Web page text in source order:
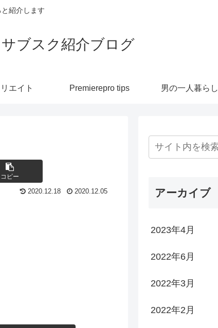
紹介します
ブスク紹介ブログ
エイト Premierepro tips 男の一人暮らし
コピー
2020.12.18 2020.12.05 アーカイブ
2023年4月
2022年6月
2022年3月
2022年2月